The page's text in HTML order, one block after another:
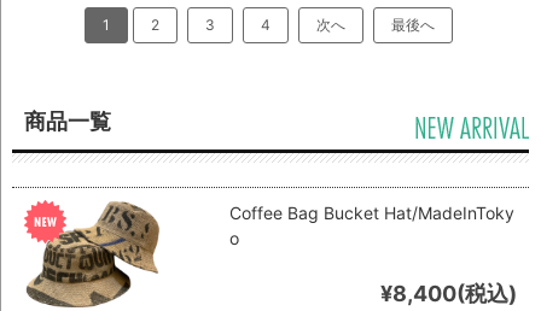
1 2 3 4 次へ 最後へ
商品一覧
Coffee Bag Bucket Hat/MadeInToky
o
¥8,400(税込)